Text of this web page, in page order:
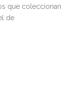
que coleccionan
de